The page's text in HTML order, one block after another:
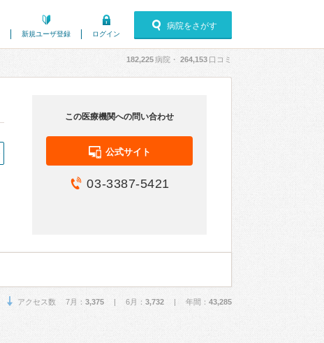
新規ユーザ登録 ログイン
病院をさがす
182,225病院・ 264,153 口コミ
この医療機関への問い合わせ
公式サイト
03-3387-5421
アクセス数 7月： 3,375 | 6月： 3,732 | 年間： 43,285